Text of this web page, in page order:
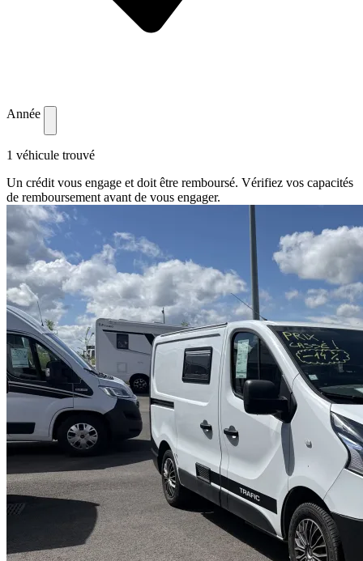
Année
1 véhicule trouvé
Un crédit vous engage et doit être remboursé. Vérifiez vos capacités
de remboursement avant de vous engager.